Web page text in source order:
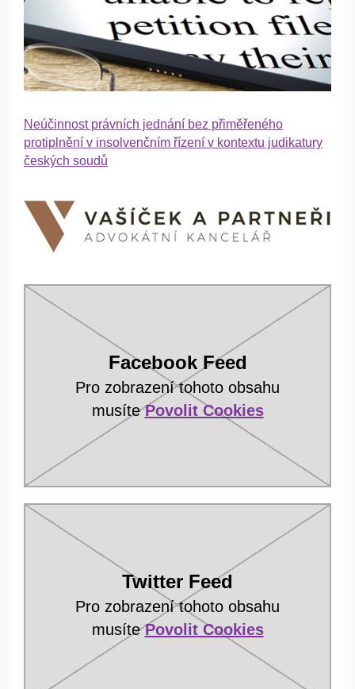
Neúčinnost právních jednání bez přiměřeného
protiplnění v insolvenčním řízení v kontextu judikatury
českých soudů
Facebook Feed
Pro zobrazení tohoto obsahu
musítePovolit Cookies
Twitter Feed
Pro zobrazení tohoto obsahu
musítePovolit Cookies